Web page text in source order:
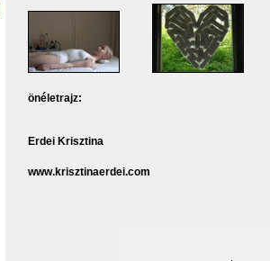
önéletrajz:
Erdei Krisztina
www.krisztinaerdei.com